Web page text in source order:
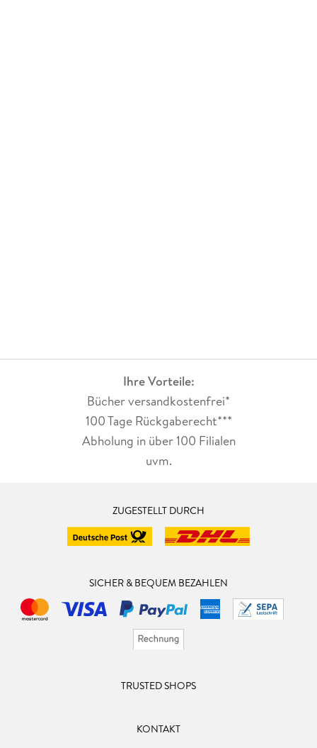
Ihre Vorteile:
Bücher versandkostenfrei*
100 Tage Rückgaberecht***
Abholung in über 100 Filialen
uvm.
ZUGESTELLT DURCH
SICHER & BEQUEM BEZAHLEN
TRUSTED SHOPS
KONTAKT